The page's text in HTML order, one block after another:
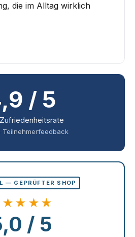
die im Alltag wirklich
/ 5
Teilnehmerfeedback
— GEPRÜFTER SHOP
/ 5